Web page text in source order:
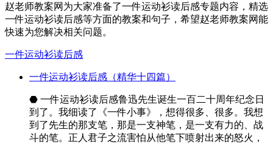
赵老师教案网为大家准备了一件运动衫读后感专题内容，精选
一件运动衫读后感等方面的教案和句子，希望赵老师教案网能
快速为您解决相关问题。
一件运动衫读后感
一件运动衫读后感（精华十四篇）
⬣ 一件运动衫读后感鲁迅先生诞生一百二十周年纪念日
到了。我细读了《一件小事》，想得很多、很多。我想
到了先生的那支笔，那是一支神笔，是一支有力的、战
斗的笔。正人君子之流害怕从他笔下喷射出来的怒火，